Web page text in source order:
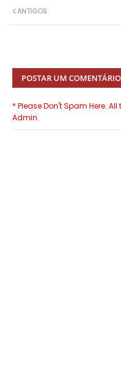
ANTIGOS
POSTAR UM COMENTÁRIO
* Please Don't Spam Here.
Admin.